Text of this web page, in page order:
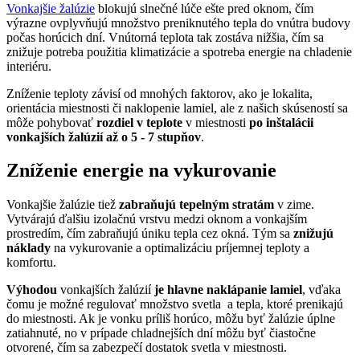
Vonkajšie žalúzie blokujú slnečné lúče ešte pred oknom, čím
výrazne ovplyvňujú množstvo preniknutého tepla do vnútra budovy
počas horúcich dní. Vnútorná teplota tak zostáva nižšia, čím sa
znižuje potreba použitia klimatizácie a spotreba energie na chladenie
interiéru.
Zníženie teploty závisí od mnohých faktorov, ako je lokalita,
orientácia miestnosti či naklopenie lamiel, ale z našich skúseností sa
môže pohybovať rozdiel v teplote v miestnosti po inštalácii
vonkajších žalúzií až o 5 - 7 stupňov.
Zníženie energie na vykurovanie
Vonkajšie žalúzie tiež zabraňujú tepelným stratám v zime.
Vytvárajú ďalšiu izolačnú vrstvu medzi oknom a vonkajším
prostredím, čím zabraňujú úniku tepla cez okná. Tým sa znižujú
náklady na vykurovanie a optimalizáciu príjemnej teploty a
komfortu.
Výhodou vonkajších žalúziíje hlavne naklápanie lamiel, vďaka
čomu je možné regulovať množstvo svetla a tepla, ktoré prenikajú
do miestnosti. Ak je vonku príliš horúco, môžu byť žalúzie úplne
zatiahnuté, no v prípade chladnejších dní môžu byť čiastočne
otvorené, čím sa zabezpečí dostatok svetla v miestnosti.